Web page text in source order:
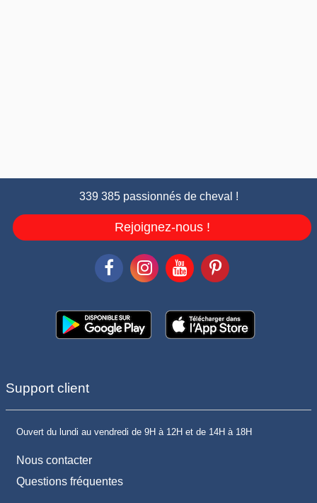
339 385 passionnés de cheval !
Rejoignez-nous !
Support client
Ouvert du lundi au vendredi de 9H à 12H et de 14H à 18H
Nous contacter
Questions fréquentes